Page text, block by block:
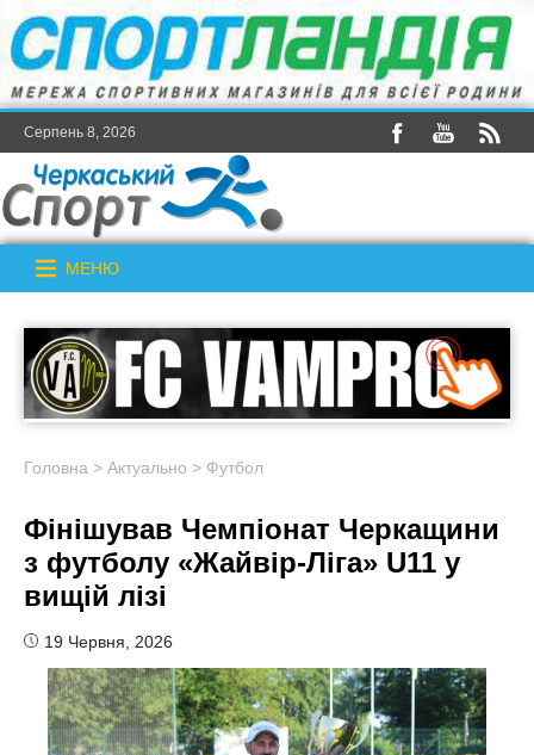
Серпень 8, 2026
МЕНЮ
Головна > Актуально > Футбол
Фінішував Чемпіонат Черкащини
з футболу «Жайвір-Ліга» U11 у
вищій лізі
19 Червня, 2026